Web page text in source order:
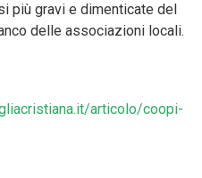
più gravi e dimenticate del
delle associazioni locali.
articolo/coopi-